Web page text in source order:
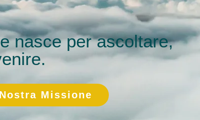
nasce per ascoltare,
Missione